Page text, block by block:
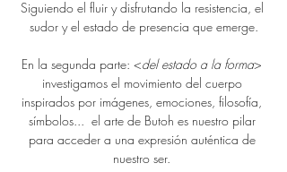
Siguiendo el fluir y disfrutando la resistencia, el
sudor y el estado de presencia que emerge.
En la segunda parte: <del estado a la forma>
investigamos el movimiento del cuerpo
inspirados por imágenes, emociones, filosofía,
símbolos...  el arte de Butoh es nuestro pilar
para acceder a una expresión auténtica de
nuestro ser.